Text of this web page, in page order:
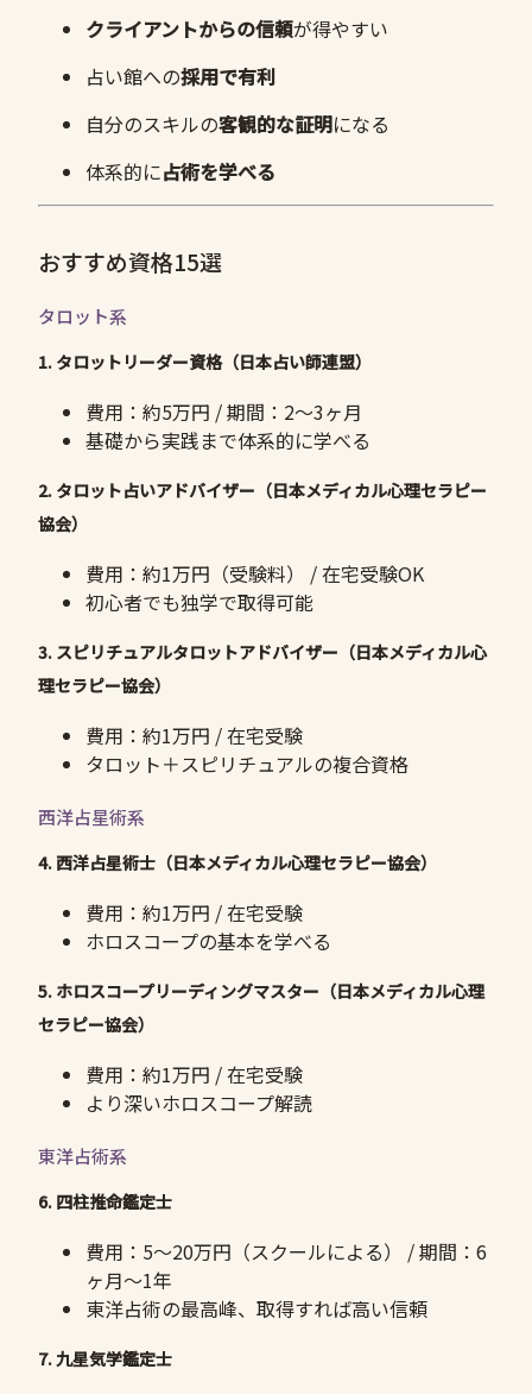
クライアントからの信頼が得やすい
占い館への採用で有利
自分のスキルの客観的な証明になる
体系的に占術を学べる
おすすめ資格15選
タロット系
1. タロットリーダー資格（日本占い師連盟）
費用：約5万円 / 期間：2〜3ヶ月
基礎から実践まで体系的に学べる
2. タロット占いアドバイザー（日本メディカル心理セラピー
協会）
費用：約1万円（受験料） / 在宅受験OK
初心者でも独学で取得可能
3. スピリチュアルタロットアドバイザー（日本メディカル心
理セラピー協会）
費用：約1万円 / 在宅受験
タロット＋スピリチュアルの複合資格
西洋占星術系
4. 西洋占星術士（日本メディカル心理セラピー協会）
費用：約1万円 / 在宅受験
ホロスコープの基本を学べる
5. ホロスコープリーディングマスター（日本メディカル心理
セラピー協会）
費用：約1万円 / 在宅受験
より深いホロスコープ解読
東洋占術系
6. 四柱推命鑑定士
費用：5〜20万円（スクールによる） / 期間：6
ヶ月〜1年
東洋占術の最高峰、取得すれば高い信頼
7. 九星気学鑑定士